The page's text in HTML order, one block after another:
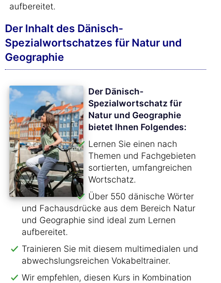
aufbereitet.
Der Inhalt des Dänisch-
Spezialwortschatzes für Natur und
Geographie
Der Dänisch-
Spezialwortschatz für
Natur und Geographie
bietet Ihnen Folgendes:
Lernen Sie einen nach
Themen und Fachgebieten
sortierten, umfangreichen
Wortschatz.
Über 550 dänische Wörter
und Fachausdrücke aus dem Bereich Natur
und Geographie sind ideal zum Lernen
aufbereitet.
Trainieren Sie mit diesem multimedialen und
abwechslungsreichen Vokabeltrainer.
Wir empfehlen, diesen Kurs in Kombination